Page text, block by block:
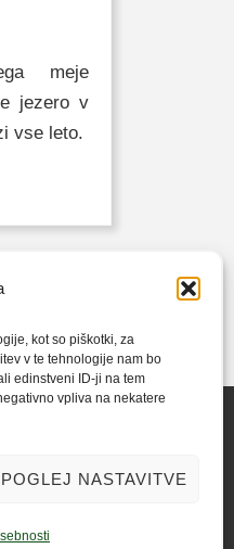
kot so piškotki, za
v te tehnologije nam bo
edinstveni ID-ji na tem
vpliva na nekatere
POGLEJ NASTAVITVE
meje
jezero v
vse leto.